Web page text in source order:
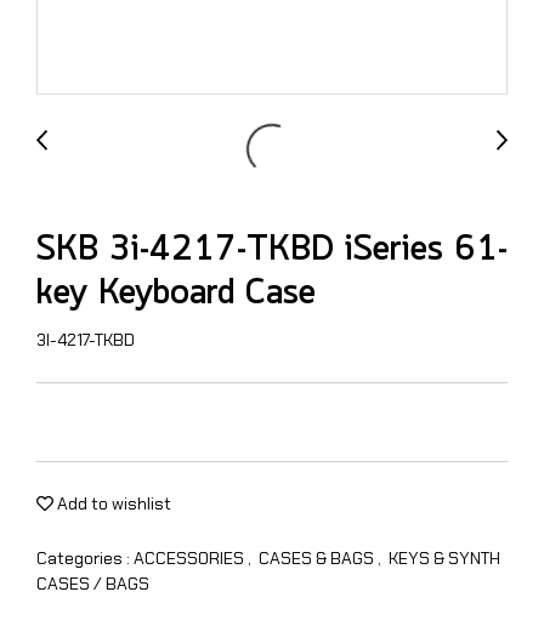
SKB 3i-4217-TKBD iSeries 61-
key Keyboard Case
3I-4217-TKBD
Add to wishlist
Categories : ACCESSORIES , CASES & BAGS , KEYS & SYNTH
CASES / BAGS